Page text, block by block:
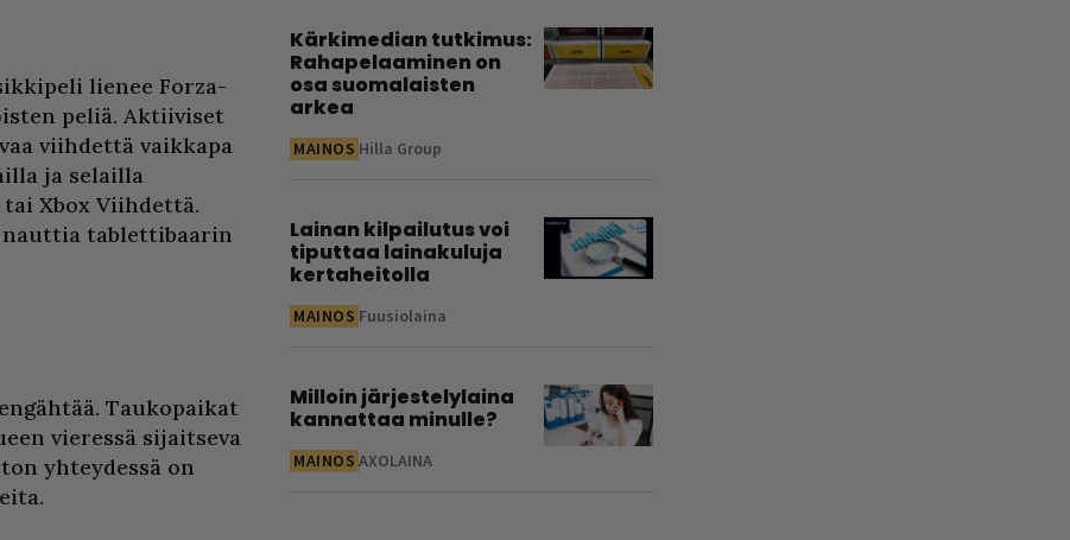
lienee Forza-
peliä. Aktiiviset
viihdettä vaikkapa
ja selailla
Xbox Viihdettä.
nauttia tablettibaarin
Taukopaikat
vieressä sijaitseva
yhteydessä on
Kärkimedian tutkimus:
Rahapelaaminen on
osa suomalaisten
arkea
MAINOS Hilla Group
Lainan kilpailutus voi
tiputtaa lainakuluja
kertaheitolla
MAINOS Fuusiolaina
Milloin järjestelylaina
kannattaa minulle?
MAINOS AXOLAINA